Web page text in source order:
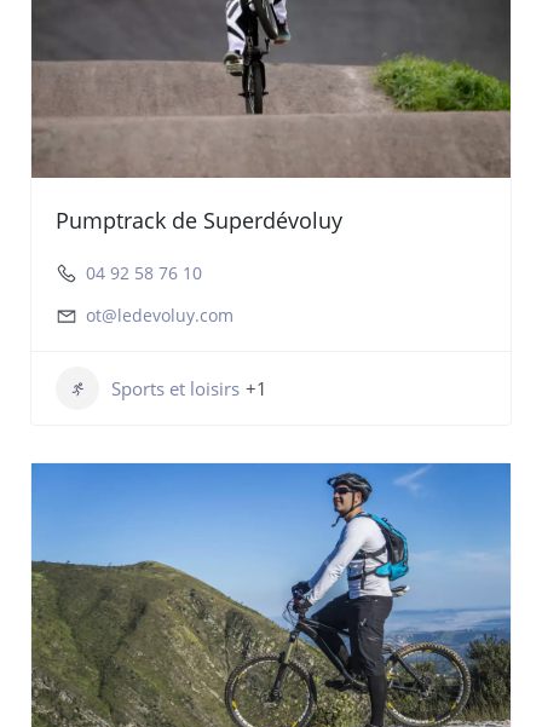
Pumptrack de Superdévoluy
04 92 58 76 10
ot@ledevoluy.com
Sports et loisirs +1